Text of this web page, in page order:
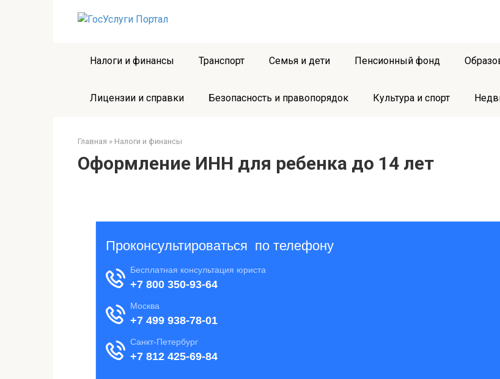
Налоги и финансы Транспорт Семья и дети Пенсионный фонд
Лицензии и справки Безопасность и правопорядок Культура и спорт
Главная » Налоги и финансы
Оформление ИНН для ребенка до 14 лет